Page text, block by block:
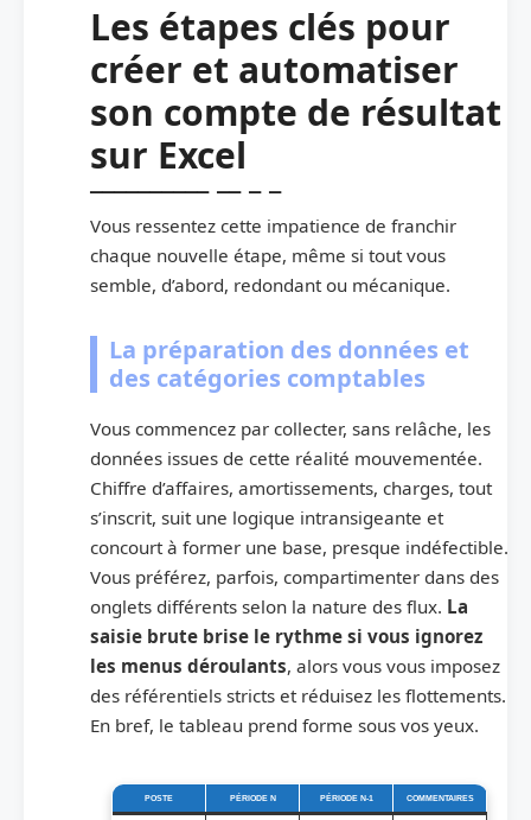
Les étapes clés pour
créer et automatiser
son compte de résultat
sur Excel
Vous ressentez cette impatience de franchir
chaque nouvelle étape, même si tout vous
semble, d’abord, redondant ou mécanique.
La préparation des données et
des catégories comptables
Vous commencez par collecter, sans relâche, les
données issues de cette réalité mouvementée.
Chiffre d’affaires, amortissements, charges, tout
s’inscrit, suit une logique intransigeante et
concourt à former une base, presque indéfectible.
Vous préférez, parfois, compartimenter dans des
onglets différents selon la nature des flux. La
saisie brute brise le rythme si vous ignorez
les menus déroulants, alors vous vous imposez
des référentiels stricts et réduisez les flottements.
En bref, le tableau prend forme sous vos yeux.
POSTE PÉRIODE N PÉRIODE N-1 COMMENTAIRES